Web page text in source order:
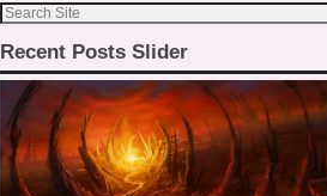
Recent Posts Slider